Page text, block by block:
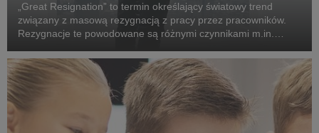
„Great Resignation” to termin określający światowy trend
związany z masową rezygnacją z pracy przez pracowników.
Rezygnacje te powodowane są różnymi czynnikami m.in.
sposobem traktowania pracowników przez pracodawców ...